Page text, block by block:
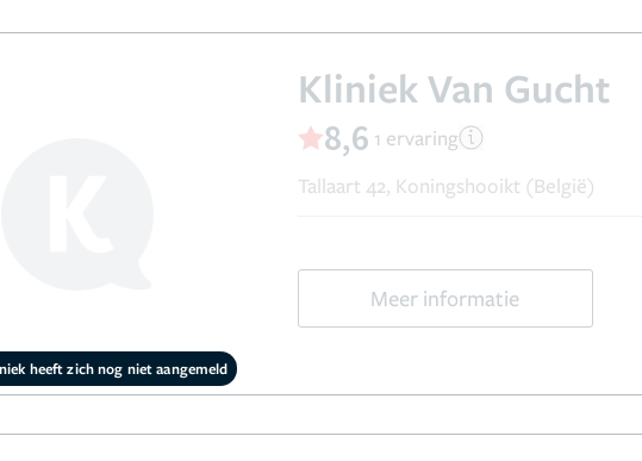
heeft zich nog niet aangemeld
Kliniek Van Gucht
8,6 1 ervaring
Tallaart 42, Koningshooikt (België)
Meer informatie